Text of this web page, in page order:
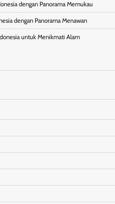
dengan Panorama Memukau
dengan Panorama Menawan
untuk Menikmati Alam